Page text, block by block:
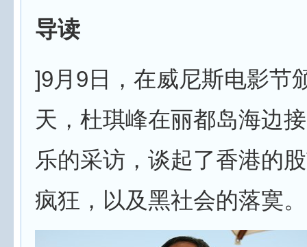
导读
]9月9日，在威尼斯电影节
天，杜琪峰在丽都岛海边
乐的采访，谈起了香港的
疯狂，以及黑社会的落寞。